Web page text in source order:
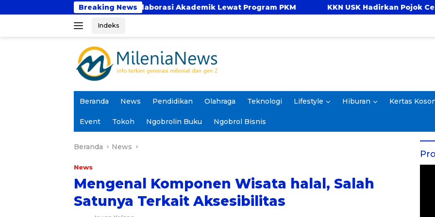
ke
Breaking News
Perkuat Kolaborasi Akademik Lewat Program PKM KKN USK Hadirkan Pojok Celengan, Ajarkan Anak
Indeks
Beranda News Pendidikan Olahraga Teknologi Lifestyle Hiburan Kertas
Event Tokoh Ngobrolin Buku Ngobrol Bisnis
Beranda News
News
Mengenal Komponen Wisata halal, Salah
Satunya Terkait Aksesibilitas